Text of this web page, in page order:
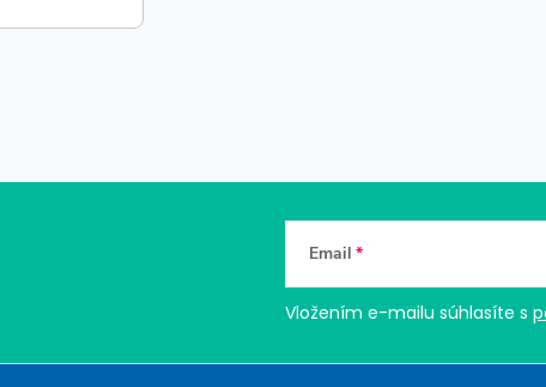
Email
Vložením e-mailu súhlasíte s